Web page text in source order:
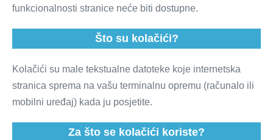
funkcionalnosti stranice neće biti dostupne.
Što su kolačići?
Kolačići su male tekstualne datoteke koje internetska
stranica sprema na vašu terminalnu opremu (računalo ili
mobilni uređaj) kada ju posjetite.
Za što se kolačići koriste?